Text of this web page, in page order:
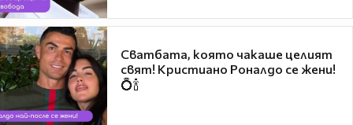
Сватбата, която чакаше целият
свят! Кристиано Роналдо се жени!
💍🍾